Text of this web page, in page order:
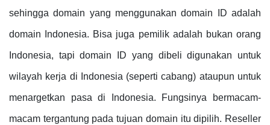
sehingga domain yang menggunakan domain ID adalah
domain Indonesia. Bisa juga pemilik adalah bukan orang
Indonesia, tapi domain ID yang dibeli digunakan untuk
wilayah kerja di Indonesia (seperti cabang) ataupun untuk
menargetkan pasa di Indonesia. Fungsinya bermacam-
macam tergantung pada tujuan domain itu dipilih. Reseller